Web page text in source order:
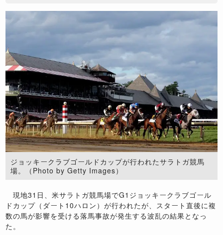
ジョッキークラブゴールドカップが行われたサラトガ競馬
場。（Photo by Getty Images）
現地31 日、米サラトガ競馬場でG1 ジョッキークラブゴール
ドカップ（ダート 10ハロン）が行われたが、スタート直後に複
数の馬が影響を受ける落馬事故が発生する波乱の結果となっ
た。